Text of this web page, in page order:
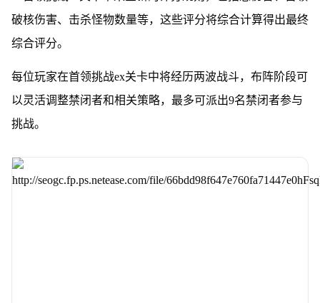
破核伤害、击杀怪物数量等，这些评分将综合计算得出最终
综合评分。
每位玩家在首领挑战ex关卡中将经历两波战斗，布阵阶段可
以灵活调整禁闭者和相关策略，最多可派出9名禁闭者参与
挑战。